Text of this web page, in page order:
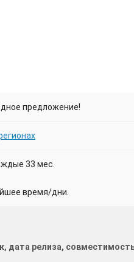
предложение!
33 мес.
время/дни.
дата релиза,